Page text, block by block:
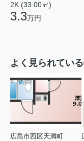
2K (33.00㎡)
3.3万円
よく見られてい
広島市西区天満町